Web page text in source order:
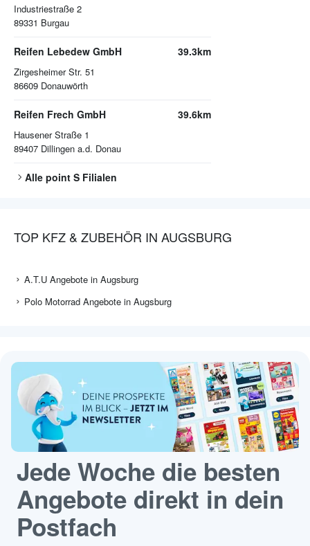
Industriestraße 2
89331 Burgau
Reifen Lebedew GmbH
Zirgesheimer Str. 51
86609 Donauwörth
39.3km
Reifen Frech GmbH
Hausener Straße 1
89407 Dillingen a.d. Donau
39.6km
Alle point S Filialen
TOP KFZ & ZUBEHÖR IN AUGSBURG
A.T.U Angebote in Augsburg
Polo Motorrad Angebote in Augsburg
Jede Woche die besten
Angebote direkt in dein
Postfach